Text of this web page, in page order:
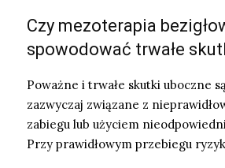
Czy mezoterapia
spowodować trwałe
Poważne i trwałe skutki uboczne
zazwyczaj związane z
zabiegu lub użyciem
Przy prawidłowym przebiegu